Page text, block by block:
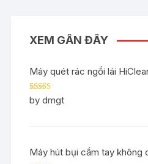
XEM GẦN ĐÂY
Máy quét rác ngồi lái
Rated5out
of 5
by dmgt
Máy hút bụi cầm tay không